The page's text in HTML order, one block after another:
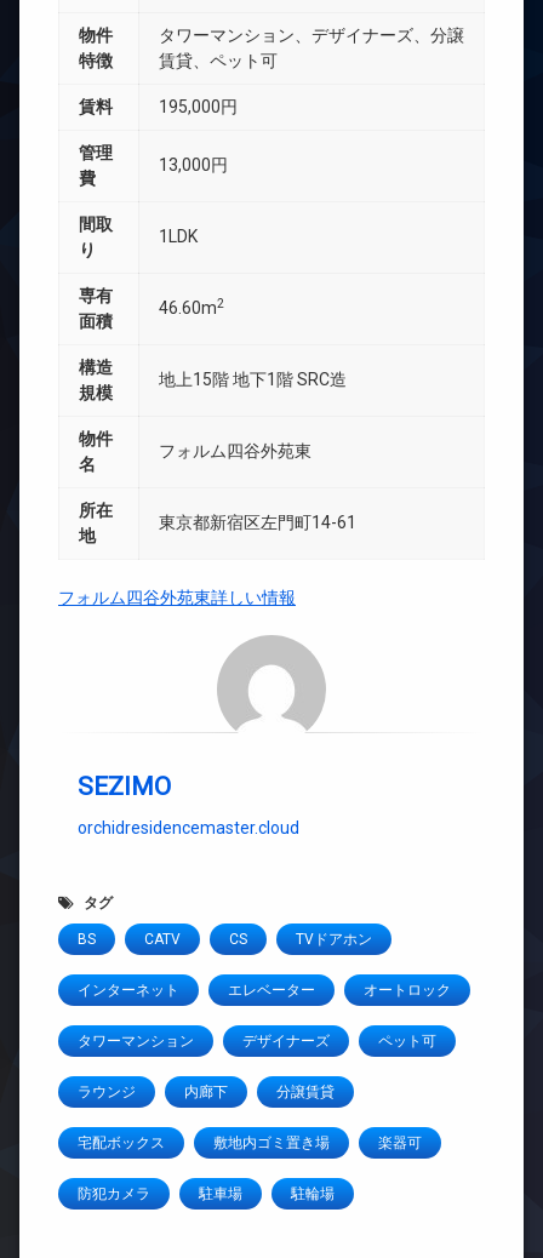
物件
特徴
タワーマンション、デザイナーズ、分譲
賃貸、ペット可
賃料 195,000円
管理
費
13,000円
間取
り
1LDK
専有
面積
46.60m2
構造
規模
地上15階 地下1階 SRC造
物件
名
フォルム四谷外苑東
所在
地
東京都新宿区左門町14-61
フォルム四谷外苑東詳しい情報
SEZIMO
orchidresidencemaster.cloud
タグ
BS CATV CS TVドアホン
インターネット エレベーター オートロック
タワーマンション デザイナーズ ペット可
ラウンジ 内廊下 分譲賃貸
宅配ボックス 敷地内ゴミ置き場 楽器可
防犯カメラ 駐車場 駐輪場